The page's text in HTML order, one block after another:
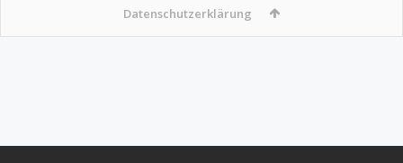
Datenschutzerklärung